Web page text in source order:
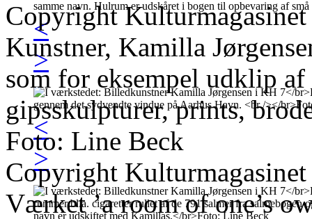
<
>
<
>
Copyright
Kunstner, Kamilla
som for eksempel udklip
gipsskulpturer, prints,
Foto: Line Beck
Copyright
Værket ’a room of one’s